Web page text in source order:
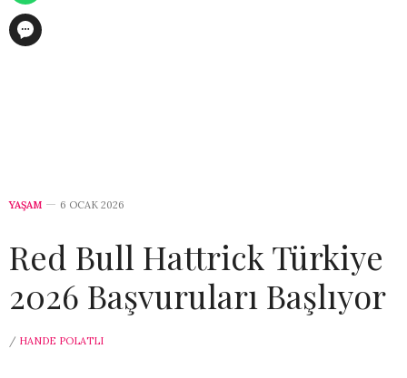
YAŞAM 6 OCAK 2026
Red Bull Hattrick Türkiye
2026 Başvuruları Başlıyor
/ HANDE POLATLI